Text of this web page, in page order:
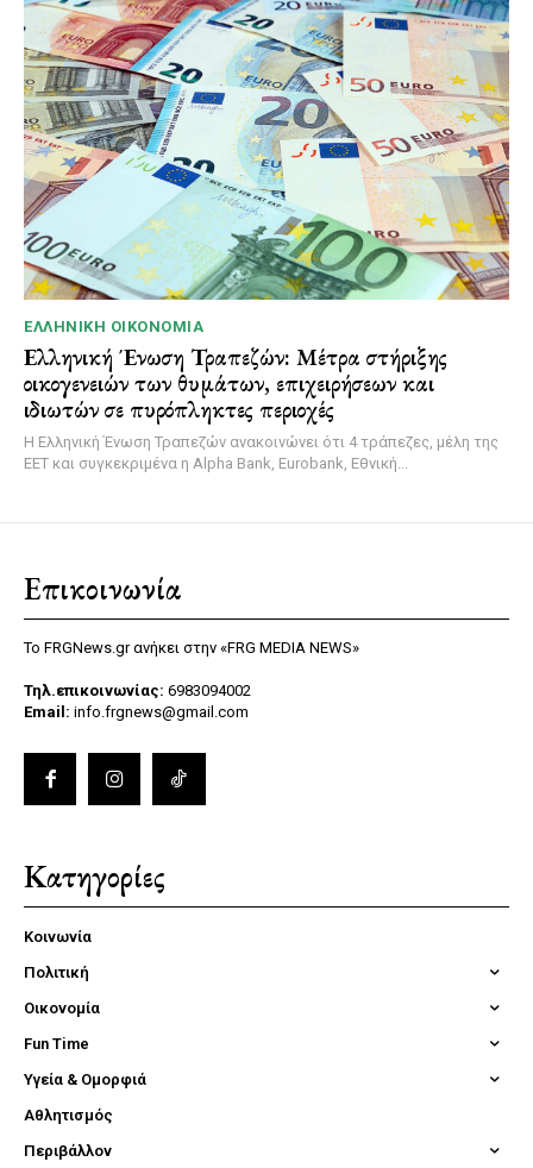
ΕΛΛΗΝΙΚΉ ΟΙΚΟΝΟΜΊΑ
Ελληνική Ένωση Τραπεζών: Μέτρα στήριξης
οικογενειών των θυμάτων, επιχειρήσεων και
ιδιωτών σε πυρόπληκτες περιοχές
Η Ελληνική Ένωση Τραπεζών ανακοινώνει ότι 4 τράπεζες, μέλη της
ΕΕΤ και συγκεκριμένα η Alpha Bank, Eurobank, Εθνική...
Επικοινωνία
Το FRGNews.gr ανήκει στην «FRG MEDIA NEWS»
Τηλ.επικοινωνίας: 6983094002
Email: info.frgnews@gmail.com
Κατηγορίες
Κοινωνία
Πολιτική
Οικονομία
Fun Time
Υγεία & Ομορφιά
Αθλητισμός
Περιβάλλον